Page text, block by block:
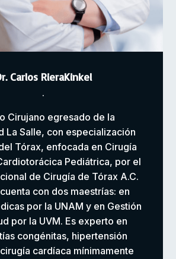
Carlos RieraKinkel
.
Cirujano egresado de la
La Salle, con especialización
Tórax, enfocada en Cirugía
Pediátrica, por el
de Cirugía de Tórax A.C.
con dos maestrías: en
por la UNAM y en Gestión
por la UVM. Es experto en
congénitas, hipertensión
cardíaca mínimamente